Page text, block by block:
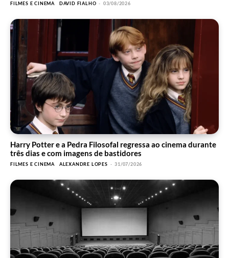
FILMES E CINEMA DAVID FIALHO - 03/08/2026
Harry Potter e a Pedra Filosofal regressa ao cinema durante
três dias e com imagens de bastidores
FILMES E CINEMA ALEXANDRE LOPES - 31/07/2026